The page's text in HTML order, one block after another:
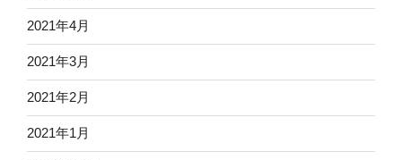
2021年4月
2021年3月
2021年2月
2021年1月